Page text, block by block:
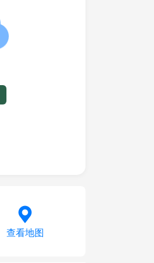
查看地图